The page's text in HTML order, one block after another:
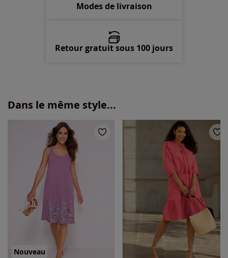
Modes de livraison
Retour gratuit sous 100 jours
Dans le même style...
Nouveau